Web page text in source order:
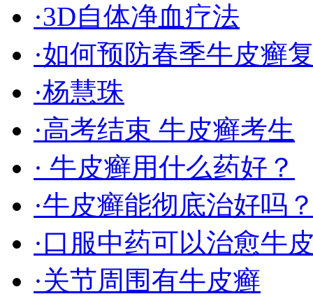
·3D自体净血疗法
·如何预防春季牛皮癣
·杨慧珠
·高考结束 牛皮癣考生
· 牛皮癣用什么药好？
·牛皮癣能彻底治好吗
·口服中药可以治愈牛
·关节周围有牛皮癣